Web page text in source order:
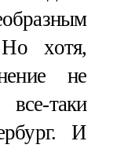
хотя,
не
таки
И